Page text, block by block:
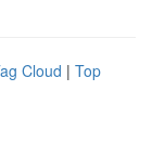
Cloud | Top